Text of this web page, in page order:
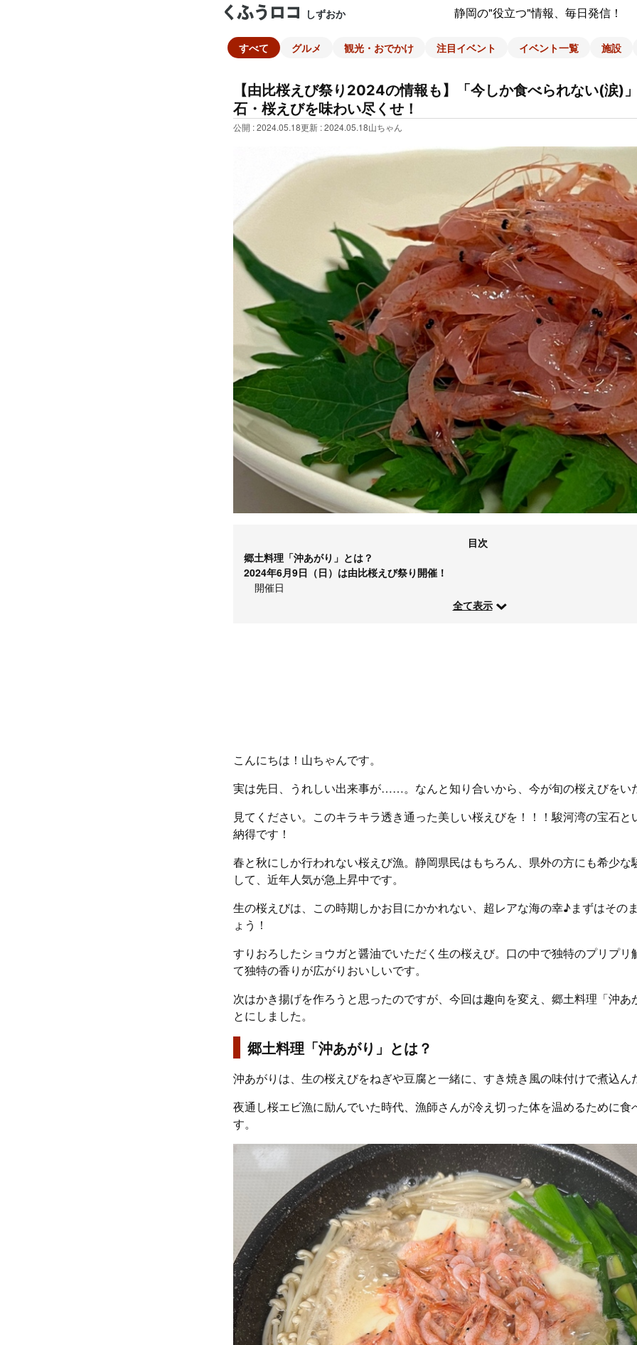
しずおか 静岡の"役立つ"情報、毎日発信！
すべて グルメ 観光・おでかけ 注目イベント イベント一覧 施設
【由比桜えび祭り2024の情報も】「今しか食べられない(涙)
石・桜えびを味わい尽くせ！
公開 : 2024.05.18更新 : 2024.05.18山ちゃん
目次
郷土料理「沖あがり」とは？
2024年6月9日（日）は由比桜えび祭り開催！
開催日
全て表示
こんにちは！山ちゃんです。
実は先日、うれしい出来事が……。なんと知り合いから、今が旬の桜えびをい
見てください。このキラキラ透き通った美しい桜えびを！！！駿河湾の宝石と
納得です！
春と秋にしか行われない桜えび漁。静岡県民はもちろん、県外の方にも希少な
して、近年人気が急上昇中です。
生の桜えびは、この時期しかお目にかかれない、超レアな海の幸♪まずはその
ょう！
すりおろしたショウガと醤油でいただく生の桜えび。口の中で独特のプリプリ
て独特の香りが広がりおいしいです。
次はかき揚げを作ろうと思ったのですが、今回は趣向を変え、郷土料理「沖あ
とにしました。
郷土料理「沖あがり」とは？
沖あがりは、生の桜えびをねぎや豆腐と一緒に、すき焼き風の味付けで煮込ん
夜通し桜エビ漁に励んでいた時代、漁師さんが冷え切った体を温めるために食
す。